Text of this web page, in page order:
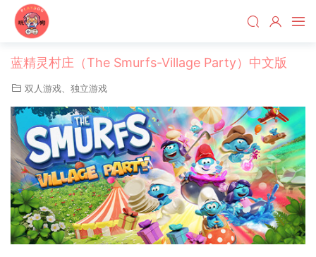
蓝精灵村庄（The Smurfs-Village Party）中文版
双人游戏 独立游戏